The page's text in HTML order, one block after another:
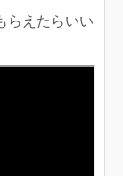
らえたらいい